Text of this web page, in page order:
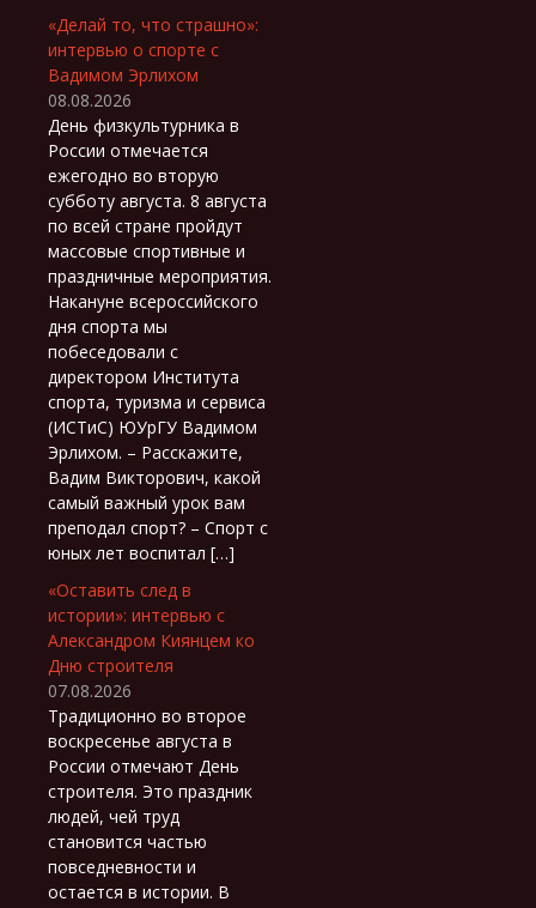
«Делай то, что страшно»:
интервью о спорте с
Вадимом Эрлихом
08.08.2026
День физкультурника в
России отмечается
ежегодно во вторую
субботу августа. 8 августа
по всей стране пройдут
массовые спортивные и
праздничные мероприятия.
Накануне всероссийского
дня спорта мы
побеседовали с
директором Института
спорта, туризма и сервиса
(ИСТиС) ЮУрГУ Вадимом
Эрлихом. – Расскажите,
Вадим Викторович, какой
самый важный урок вам
преподал спорт? – Спорт с
юных лет воспитал […]
«Оставить след в
истории»: интервью с
Александром Киянцем ко
Дню строителя
07.08.2026
Традиционно во второе
воскресенье августа в
России отмечают День
строителя. Это праздник
людей, чей труд
становится частью
повседневности и
остается в истории. В